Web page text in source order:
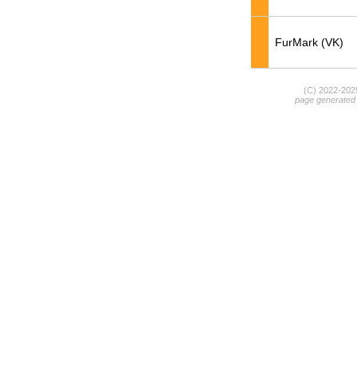
FurMark (VK)
(C) 2022-
page